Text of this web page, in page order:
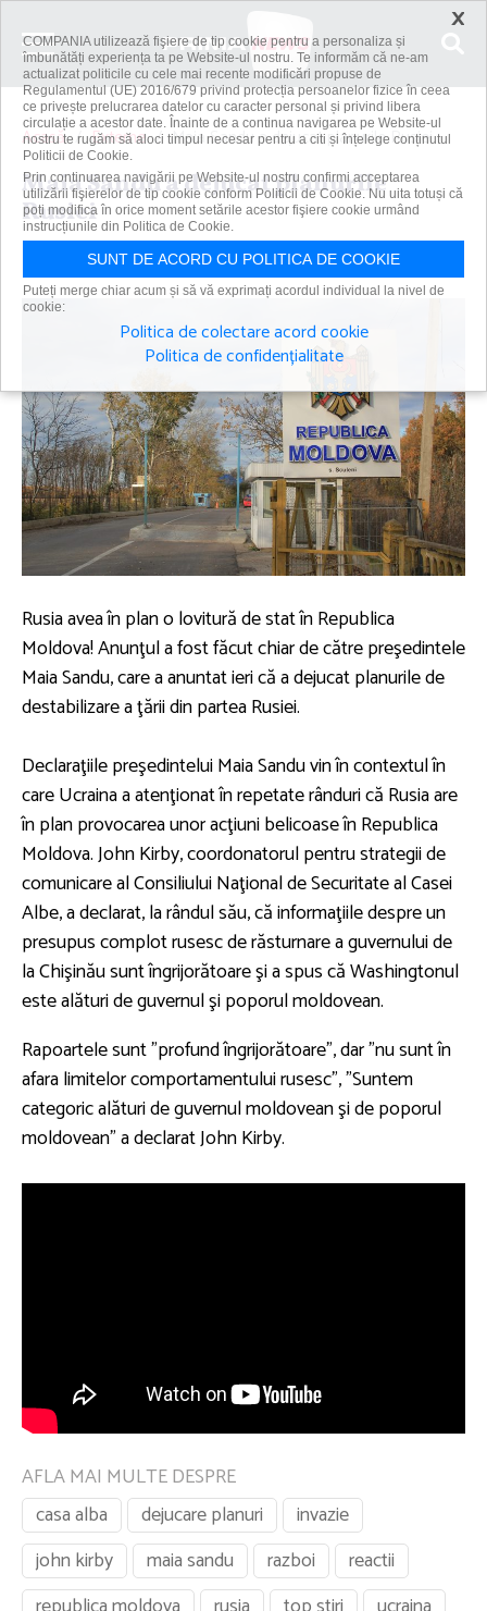
Acasă Externe Maia Sandu a dejucat planurile Rusiei
Maia Sandu a dejucat planurile
Rusiei
Primanews | 14 feb 2023
Rusia avea în plan o lovitură de stat în Republica
Moldova! Anunţul a fost făcut chiar de către preşedintele
Maia Sandu, care a anuntat ieri că a dejucat planurile de
destabilizare a ţării din partea Rusiei.
Declaraţiile preşedintelui Maia Sandu vin în contextul în
care Ucraina a atenţionat în repetate rânduri că Rusia are
în plan provocarea unor acţiuni belicoase în Republica
Moldova. John Kirby, coordonatorul pentru strategii de
comunicare al Consiliului Naţional de Securitate al Casei
Albe, a declarat, la rândul său, că informaţiile despre un
presupus complot rusesc de răsturnare a guvernului de
la Chişinău sunt îngrijorătoare şi a spus că Washingtonul
este alături de guvernul şi poporul moldovean.
Rapoartele sunt "profund îngrijorătoare", dar "nu sunt în
afara limitelor comportamentului rusesc", "Suntem
categoric alături de guvernul moldovean şi de poporul
moldovean" a declarat John Kirby.
AFLA MAI MULTE DESPRE
casa alba
dejucare planuri
invazie
john kirby
maia sandu razboi
reactii
×
COMPANIA utilizează fişiere de tip cookie pentru a personaliza și
îmbunătăți experiența ta pe Website-ul nostru. Te informăm că ne-am
actualizat politicile cu cele mai recente modificări propuse de
Regulamentul (UE) 2016/679 privind protecția persoanelor fizice în ceea
ce privește prelucrarea datelor cu caracter personal și privind libera
circulație a acestor date. Înainte de a continua navigarea pe Website-ul
nostru te rugăm să aloci timpul necesar pentru a citi și înțelege conținutul
Politicii de Cookie.
Prin continuarea navigării pe Website-ul nostru confirmi acceptarea
utilizării fişierelor de tip cookie conform Politicii de Cookie. Nu uita totuși că
poți modifica în orice moment setările acestor fişiere cookie urmând
instrucțiunile din Politica de Cookie.
SUNT DE ACORD CU POLITICA DE COOKIE
Puteți merge chiar acum și să vă exprimați acordul individual la nivel de
cookie:
Politica de colectare acord cookie
Politica de confidențialitate